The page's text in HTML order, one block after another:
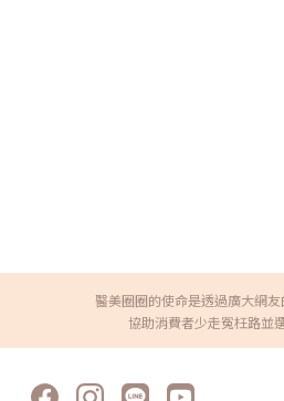
醫美圈圈的使命是透過廣大網
協助消費者少走冤枉路並